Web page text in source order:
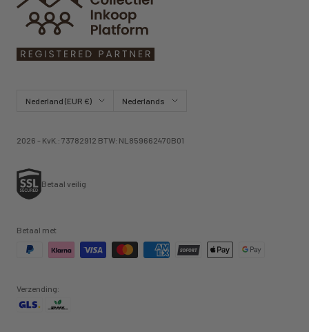
Land/regio Nederland (EUR €) TaalNederlands
2026 - KvK.: 73782912 BTW: NL859662470B01
Betaal veilig
Betaal met
Verzending: